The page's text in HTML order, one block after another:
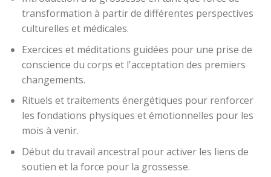
transformation à partir de différentes perspectives
culturelles et médicales.
Exercices et méditations guidées pour une prise de
conscience du corps et l'acceptation des premiers
changements.
Rituels et traitements énergétiques pour renforcer
les fondations physiques et émotionnelles pour les
mois à venir.
Début du travail ancestral pour activer les liens de
soutien et la force pour la grossesse.